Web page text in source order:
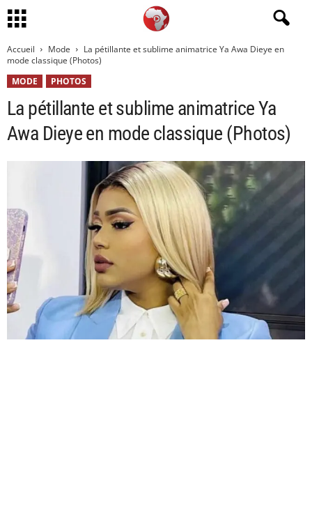
Accueil Mode
La pétillante et sublime animatrice Ya Awa Dieye en
mode classique (Photos)
MODE
PHOTOS
La pétillante et sublime animatrice Ya
Awa Dieye en mode classique (Photos)